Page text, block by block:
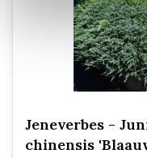
Jeneverbes -
chinensis